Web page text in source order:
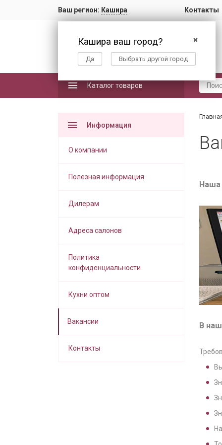
Ваш регион: Кашира
✖
Кашира ваш город?
Да Выбрать другой город
Контакты
Каталог товаров
Наша
В
Информация
О компании
Полезная информация
Дилерам
Адреса салонов
Политика
конфиденциальности
Кухни оптом
Вакансии
Контакты